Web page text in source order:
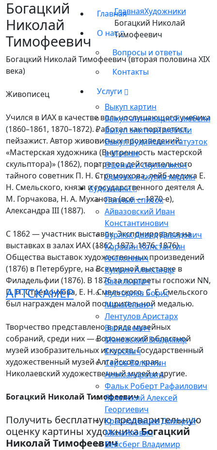
АРТСКАНЕР
Главная
О нас
Вопросы и ответы
Контакты
Услуги
Выкуп картин
Выкуп антикварной мебели
Выкуп элитной мебели
Выкуп будийских статуэток
в Москве
Оценка и скупка икон
Оценка и скупка картин
Художники
Полный список
Айвазовский Иван
Константинович
Бурлюк Давид Давидович
Коровин Константин
Алексеевич
Куприн Александр
Васильевич
Кустодиев Борис
Михайлович
Лентулов Аристарх
Васильевич
Маковский Владимир
Егорович
Серов Валентин
Александрович
Фальк Роберт Рафаилович
Явленский Алексей
Георгиевич
Краснопевцев Дмитрий
Михайлович
Вейсберг Владимир
Богацкий
Николай
Тимофеевич
ГлавнаяХудожники
Богацкий Николай
Тимофеевич
Богацкий Николай Тимофеевич (вторая половина XIX
века)
Живописец
Учился в ИАХ в качестве вольнослушающего ученика
(1860–1861, 1870–1872). Работал как портретист,
пейзажист. Автор живописных произведений:
«Мастерская художника (Внутренность мастерской
скульптора)» (1862), портретов действительного
тайного советник П. Н. Стремоухова, лейб-медика Е.
Н. Смельского, князя и государственного деятеля А.
М. Горчакова, Н. А. Муханова (все — 1870-е),
Александра III (1887).
С 1862 — участник выставок. Экспонировался на
выставках в залах ИАХ (1862, 1873, 1876, 1876),
Общества выставок художественных произведений
(1876) в Петербурге, на Всемирной выставке в
Филадельфии (1876). В 1876 за портреты госпожи NN,
П. Н. Стремоухова, Е. Н. Смельского, С. Е. Смельского
был награжден малой поощрительной медалью.
Творчество представлено в ряде музейных
собраний, среди них — Воронежский областной
музей изобразительных искусств, Государственный
художественный музей Алтайского края,
Николаевский художественный музей и другие.
Богацкий Николай Тимофеевич
Получить бесплатную предварительную
оценку картины художникаБогацкий
Николай Тимофеевич